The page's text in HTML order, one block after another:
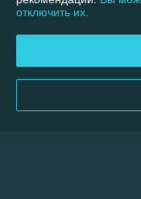
Контакты
Доставка и оплата
График работы
отключить их.